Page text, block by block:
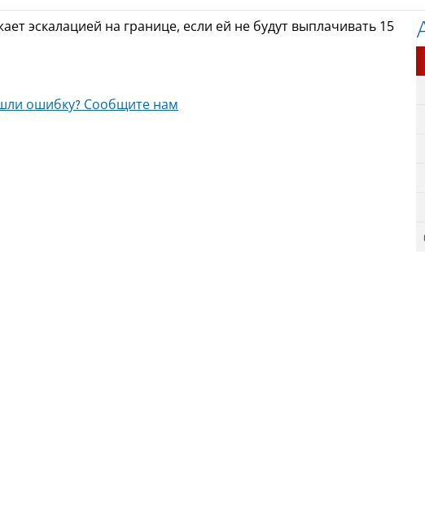
эскалацией на границе, если ей не будут выплачивать 15
ошибку? Сообщите нам